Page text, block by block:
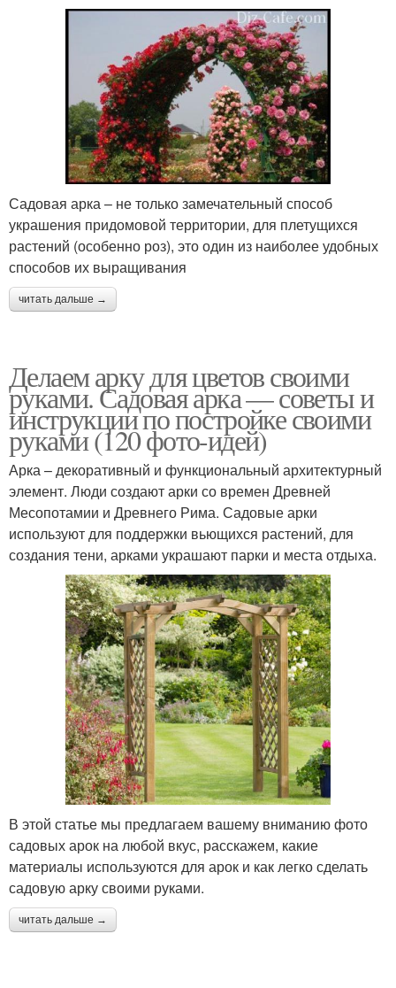
Садовая арка – не только замечательный способ
украшения придомовой территории, для плетущихся
растений (особенно роз), это один из наиболее удобных
способов их выращивания
читать дальше →
Делаем арку для цветов своими
руками. Садовая арка — советы и
инструкции по постройке своими
руками (120 фото-идей)
Арка – декоративный и функциональный архитектурный
элемент. Люди создают арки со времен Древней
Месопотамии и Древнего Рима. Садовые арки
используют для поддержки вьющихся растений, для
создания тени, арками украшают парки и места отдыха.
В этой статье мы предлагаем вашему вниманию фото
садовых арок на любой вкус, расскажем, какие
материалы используются для арок и как легко сделать
садовую арку своими руками.
читать дальше →